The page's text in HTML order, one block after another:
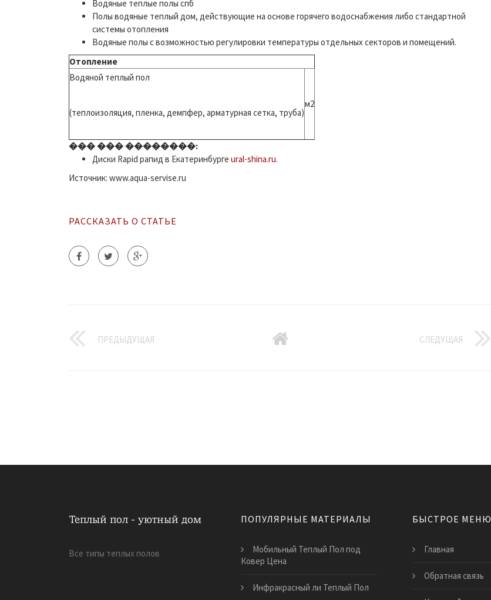
Водяные теплые полы спб
Полы водяные теплый дом, действующие на основе горячего водоснабжения либо стандартной
системы отопления
Водяные полы с возможностью регулировки температуры отдельных секторов и помещений.
Отопление
Водяной теплый пол
(теплоизоляция, пленка, демпфер, арматурная сетка, труба)
м2
��� ��� ��������:
Диски Rapid рапид в Екатеринбурге ural-shina.ru.
Источник: www.aqua-servise.ru
РАССКАЗАТЬ О СТАТЬЕ
ПРЕДЫДУЩАЯ СЛЕДУЩАЯ
Все типы теплых полов
ПОПУЛЯРНЫЕ МАТЕРИАЛЫ
Мобильный Теплый Пол под
Ковер Цена
Инфракрасный ли Теплый Пол
БЫСТРОЕ МЕНЮ
Главная
Обратная связь